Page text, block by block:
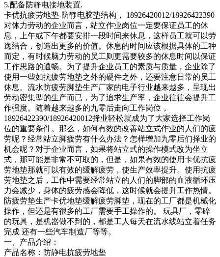
5.配备防静电接地装置.
卡优抗疲劳地垫-防静电胶垫结构， 18926420012/18926422390
对体力劳动的企业而言，站立作业岗位一定要保证员工的休
息，上午或下午都要安排一段时间来休息，这样员工就可以劳
逸结合，创造出更多的价值。休息的时间应该根据具体的工种
而定，有时候脑力劳动的员工则更需要较多的休息时间以保证
工作思路的通畅。为了提升企业员工的素质与质量，企业除了
使用一些如抗疲劳地垫之外的硬件之外，还要注意日常的员工
休息。流水防疲劳脚垫生产厂家的电子行业越来越多，呈现出
劳动密集型的生产而已，为了追求生产率，企业往往会提升工
作强度。随着越来越多的九零后走向工作岗位，
18926422390/18926420012择业轻松就成为了大家选择工作岗
位的重要条件。那么，如何有效的改善站立式作业的人们的疲
劳呢？经常站立脚疲劳有什么办法？怎样增加九零后们择业的
机会呢？对于企业而言，如果将站立式的操作模式改为坐立
式，那可能是非常不可取的，但是，如果有效的使用卡优抗疲
劳地垫那就可以有效的缓解疲劳，使生产效率提升。使用抗疲
劳地垫之后，工作中需要经常站立的人们的脚部的血液循环压
力会减少，身体的疲劳感会降低，这时候就会提升工作热情。
防疲劳垫生产卡优地垫缓解疲劳脚垫，现在的工厂都是机械化
操作，但还是有很多的工厂需要手工操作的。 玩具厂，零碎
的玩具，是机器做不到的，都是工人每天在流水线站立着任务
完成 还有一些汽车制造厂等等。
一、产品介绍：
产品名称：防静电抗疲劳地垫